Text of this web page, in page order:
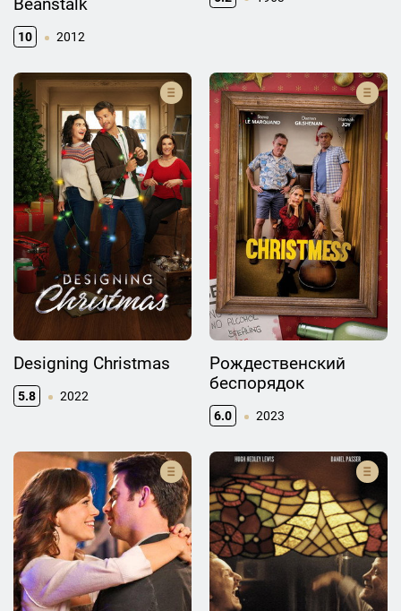
10 2012
Designing Christmas
5.8 2022
Рождественский
беспорядок
6.0 2023